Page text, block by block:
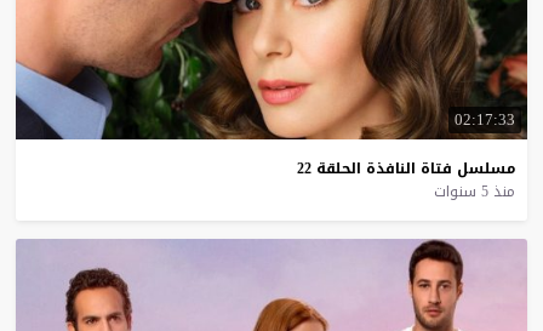
02:17:33
مسلسل فتاة النافذة الحلقة 22
منذ 5 سنوات